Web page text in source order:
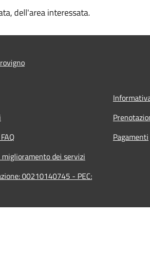
dell'area interessata.
Pagamenti
miglioramento dei servizi
00210140745 - PEC: